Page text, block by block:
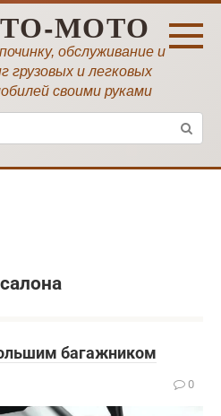
МОТО
обслуживание и
грузовых и легковых
своими руками
багажником
0